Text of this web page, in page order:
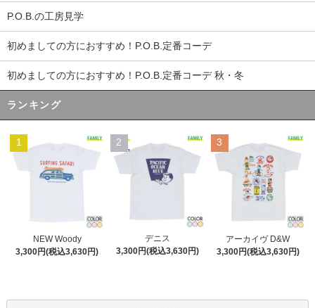
P.O.B.の工房見学
初めましての方におすすめ！P.O.B.定番コーデ
初めましての方におすすめ！P.O.B.定番コーデ 秋・冬
ランキング
1
NEW Woody
3,300円(税込3,630円)
2
デニス
3,300円(税込3,630円)
3
アーカイヴ D&W
3,300円(税込3,630円)